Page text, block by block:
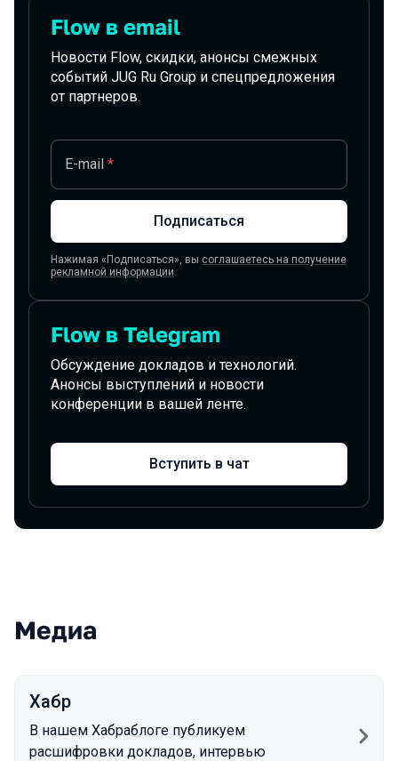
Подписаться на новости
Flow в email
Новости Flow, скидки, анонсы смежных
событий JUG Ru Group и спецпредложения
от партнеров.
E-mail *
Подписаться
Нажимая «Подписаться», вы соглашаетесь на получение
рекламной информации.
Flow в Telegram
Обсуждение докладов и технологий.
Анонсы выступлений и новости
конференции в вашей ленте.
Вступить в чат
Медиа
Хабр
В нашем Хабраблоге публикуем
расшифровки докладов, интервью